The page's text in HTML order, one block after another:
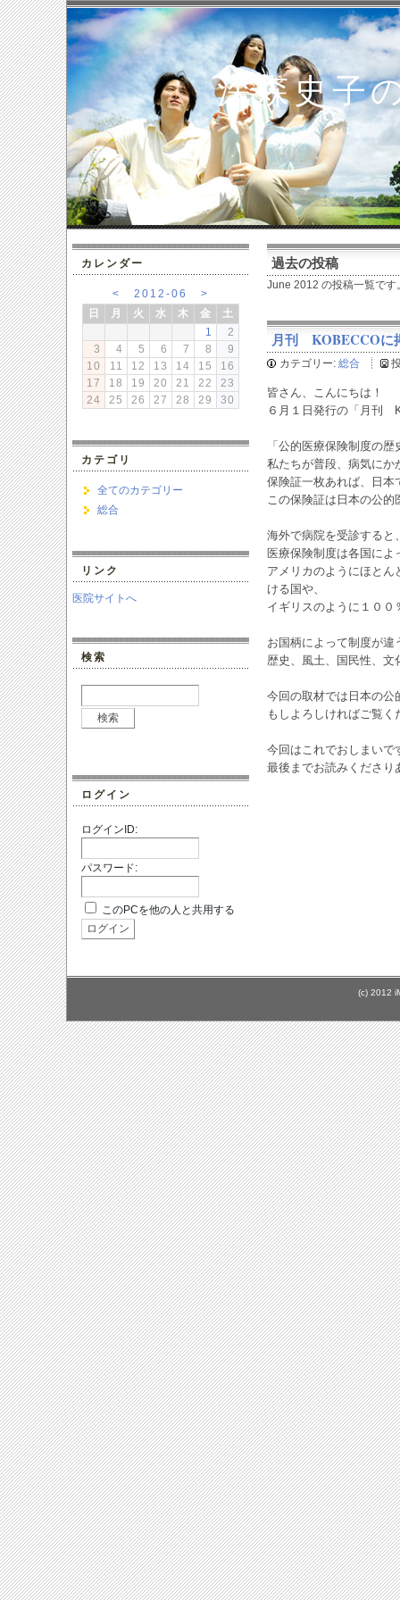
深森史子
過去の投稿
June 2012 の投稿一覧です
月刊 KOBECCOに
カテゴリー: 総合
皆さん、こんにちは！
６月１日発行の「月刊
「公的医療保険制度の
私たちが普段、病気にか
保険証一枚あれば、日本
この保険証は日本の公
海外で病院を受診すると
医療保険制度は各国に
アメリカのようにほと
ける国や、
イギリスのように１０
お国柄によって制度が
歴史、風土、国民性、
今回の取材では日本の公
もしよろしければご覧
今回はこれでおしまいで
最後までお読みくださり
カレンダー
< 2012-06
>
日
月 火 水 木 金
土
1
2
3
4 5 6 7 8
9
10
11 12 13 14 15
16
17
18 19 20 21 22
23
24
25 26 27 28 29 30
カテゴリ
全てのカテゴリー
総合
リンク
医院サイトへ
検索
ログイン
ログインID:
パスワード:
このPCを他の人と共用する
(c) 2012